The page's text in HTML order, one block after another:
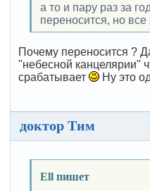
а то и пару раз за
переносится, но
Почему переносится ?
"небесной канцелярии"
срабатывает
Ну это
доктор Тим
Ell пишет